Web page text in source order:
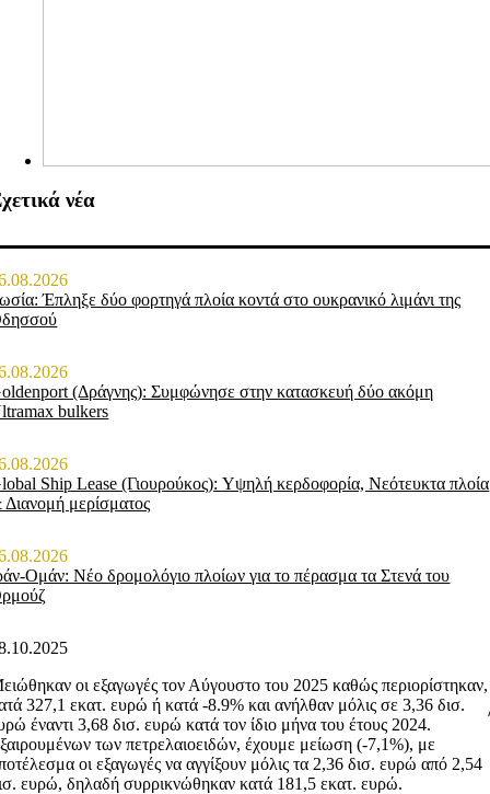
νέα
Έπληξε δύο φορτηγά πλοία κοντά στο ουκρανικό λιμάνι της
(Δράγνης): Συμφώνησε στην κατασκευή δύο ακόμη
bulkers
Ship Lease (Γιουρούκος): Υψηλή κερδοφορία, Νεότευκτα πλοία
Διανομή μερίσματος
Ομάν: Νέο δρομολόγιο πλοίων για το πέρασμα τα Στενά του
οι εξαγωγές τον Αύγουστο του 2025 καθώς περιορίστηκαν,
327,1 εκατ. ευρώ ή κατά -8.9% και ανήλθαν μόλις σε 3,36 δισ.
έναντι 3,68 δισ. ευρώ κατά τον ίδιο μήνα του έτους 2024.
των πετρελαιοειδών, έχουμε μείωση (-7,1%), με
οι εξαγωγές να αγγίξουν μόλις τα 2,36 δισ. ευρώ από 2,54
ευρώ, δηλαδή συρρικνώθηκαν κατά 181,5 εκατ. ευρώ.